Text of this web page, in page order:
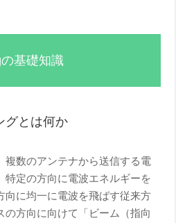
基礎知識
グとは何か
複数のアンテナから送信する電
特定の方向に電波エネルギーを
向に均一に電波を飛ばす従来方
の方向に向けて「ビーム（指向